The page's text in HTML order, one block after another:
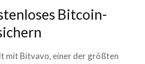
Bitcoin-
mit Bitvavo, einer der größten